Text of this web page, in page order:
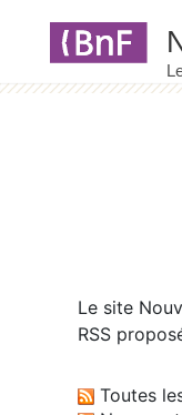
Le site
RSS
Toutes